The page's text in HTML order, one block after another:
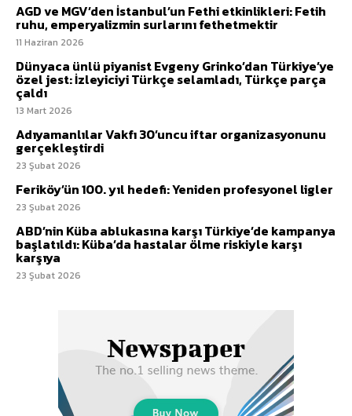
AGD ve MGV’den İstanbul’un Fethi etkinlikleri: Fetih
ruhu, emperyalizmin surlarını fethetmektir
11 Haziran 2026
Dünyaca ünlü piyanist Evgeny Grinko’dan Türkiye’ye
özel jest: İzleyiciyi Türkçe selamladı, Türkçe parça
çaldı
13 Mart 2026
Adıyamanlılar Vakfı 30’uncu iftar organizasyonunu
gerçekleştirdi
23 Şubat 2026
Feriköy’ün 100. yıl hedefi: Yeniden profesyonel ligler
23 Şubat 2026
ABD’nin Küba ablukasına karşı Türkiye’de kampanya
başlatıldı: Küba’da hastalar ölme riskiyle karşı
karşıya
23 Şubat 2026